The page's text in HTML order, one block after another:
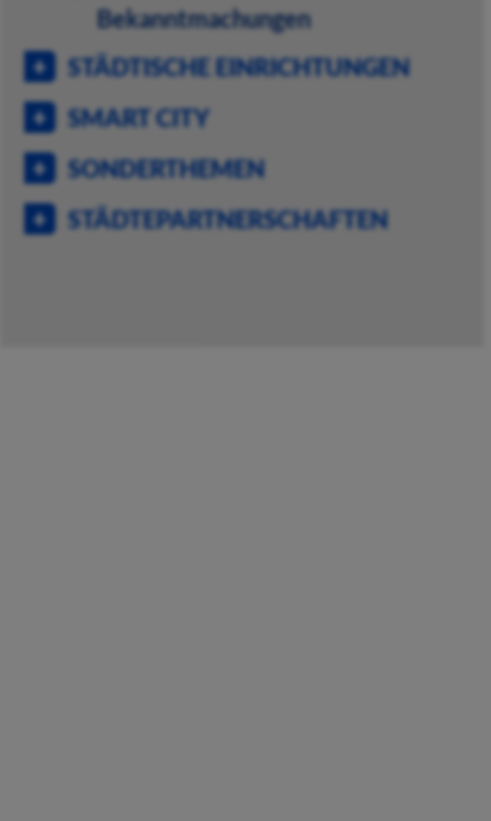
Bekanntmachungen
STÄDTISCHE EINRICHTUNGEN
SMART CITY
SONDERTHEMEN
STÄDTEPARTNERSCHAFTEN